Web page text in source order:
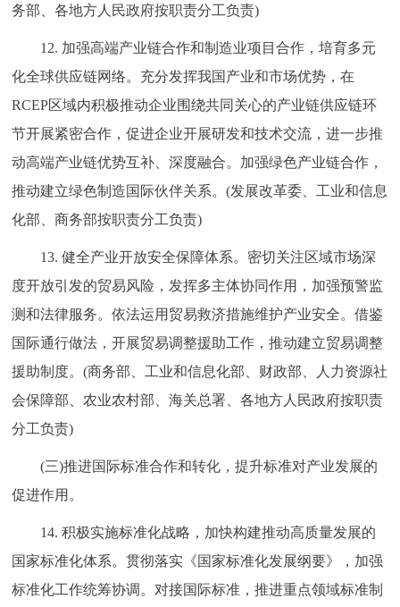
务部、各地方人民政府按职责分工负责)
12. 加强高端产业链合作和制造业项目合作，培育多元
化全球供应链网络。充分发挥我国产业和市场优势，在
RCEP区域内积极推动企业围绕共同关心的产业链供应链环
节开展紧密合作，促进企业开展研发和技术交流，进一步推
动高端产业链优势互补、深度融合。加强绿色产业链合作，
推动建立绿色制造国际伙伴关系。(发展改革委、工业和信息
化部、商务部按职责分工负责)
13. 健全产业开放安全保障体系。密切关注区域市场深
度开放引发的贸易风险，发挥多主体协同作用，加强预警监
测和法律服务。依法运用贸易救济措施维护产业安全。借鉴
国际通行做法，开展贸易调整援助工作，推动建立贸易调整
援助制度。(商务部、工业和信息化部、财政部、人力资源社
会保障部、农业农村部、海关总署、各地方人民政府按职责
分工负责)
(三)推进国际标准合作和转化，提升标准对产业发展的
促进作用。
14. 积极实施标准化战略，加快构建推动高质量发展的
国家标准化体系。贯彻落实《国家标准化发展纲要》，加强
标准化工作统筹协调。对接国际标准，推进重点领域标准制